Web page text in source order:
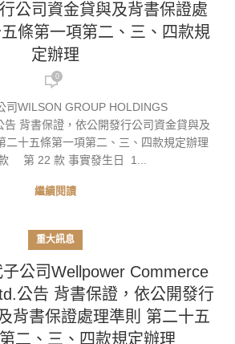
公司資金貸與及背書保證處
條第一項第二、三、四款規
定辦理
0
司WILSON GROUP HOLDINGS
告 背書保證，依公開發行公司資金貸與及
二十五條第一項第二、三、四款規定辦理
第 22 款 事實發生日 1...
繼續閱讀
重大訊息
公司Wellpower Commerce
公告 背書保證，依公開發行
背書保證處理準則 第二十五
二、三、四款規定辦理